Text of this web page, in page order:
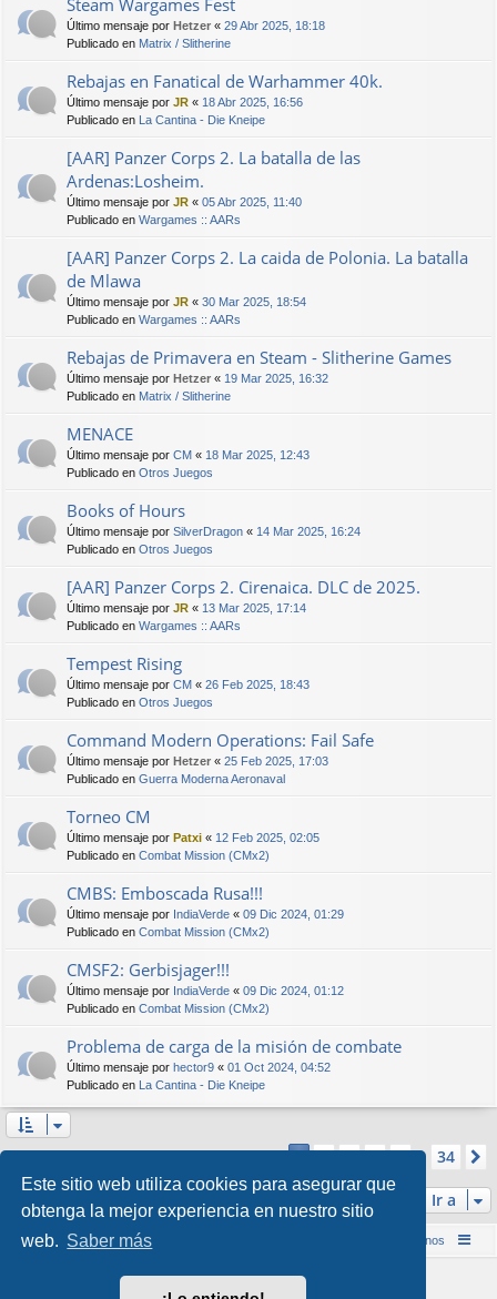
Este sitio web utiliza cookies para asegurar que
obtenga la mejor experiencia en nuestro sitio
web. Saber más
Último mensaje por Hetzer « 29 Abr 2025, 18:18
Publicado en Matrix / Slitherine
Rebajas en Fanatical de Warhammer 40k.
Último mensaje por JR « 18 Abr 2025, 16:56
Publicado en La Cantina - Die Kneipe
[AAR] Panzer Corps 2. La batalla de las
Ardenas:Losheim.
Último mensaje por JR « 05 Abr 2025, 11:40
Publicado en Wargames :: AARs
[AAR] Panzer Corps 2. La caida de Polonia. La batalla
de Mlawa
Último mensaje por JR « 30 Mar 2025, 18:54
Publicado en Wargames :: AARs
Rebajas de Primavera en Steam - Slitherine Games
Último mensaje por Hetzer « 19 Mar 2025, 16:32
Publicado en Matrix / Slitherine
MENACE
Último mensaje por CM « 18 Mar 2025, 12:43
Publicado en Otros Juegos
Books of Hours
Último mensaje por SilverDragon « 14 Mar 2025, 16:24
Publicado en Otros Juegos
[AAR] Panzer Corps 2. Cirenaica. DLC de 2025.
Último mensaje por JR « 13 Mar 2025, 17:14
Publicado en Wargames :: AARs
Tempest Rising
Último mensaje por CM « 26 Feb 2025, 18:43
Publicado en Otros Juegos
Command Modern Operations: Fail Safe
Último mensaje por Hetzer « 25 Feb 2025, 17:03
Publicado en Guerra Moderna Aeronaval
Torneo CM
Último mensaje por Patxi « 12 Feb 2025, 02:05
Publicado en Combat Mission (CMx2)
CMBS: Emboscada Rusa!!!
Último mensaje por IndiaVerde « 09 Dic 2024, 01:29
Publicado en Combat Mission (CMx2)
CMSF2: Gerbisjager!!!
Último mensaje por IndiaVerde « 09 Dic 2024, 01:12
Publicado en Combat Mission (CMx2)
Problema de carga de la misión de combate
Último mensaje por hector9 « 01 Oct 2024, 04:52
Publicado en La Cantina - Die Kneipe
Página1de34
1 2 3 4 5 … 34
Ir a
Inicio (Web) Foro Punta de Lanza Wargames Contáctenos
Desarrollado porphpBB® Forum Software © phpBB Limited